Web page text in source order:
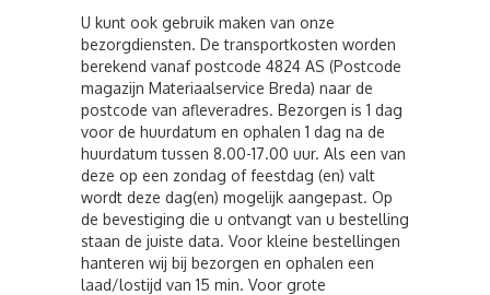
U kunt ook gebruik maken van onze
bezorgdiensten. De transportkosten worden
berekend vanaf postcode 4824 AS (Postcode
magazijn Materiaalservice Breda) naar de
postcode van afleveradres. Bezorgen is 1 dag
voor de huurdatum en ophalen 1 dag na de
huurdatum tussen 8.00-17.00 uur. Als een van
deze op een zondag of feestdag (en) valt
wordt deze dag(en) mogelijk aangepast. Op
de bevestiging die u ontvangt van u bestelling
staan de juiste data. Voor kleine bestellingen
hanteren wij bij bezorgen en ophalen een
laad/lostijd van 15 min. Voor grote